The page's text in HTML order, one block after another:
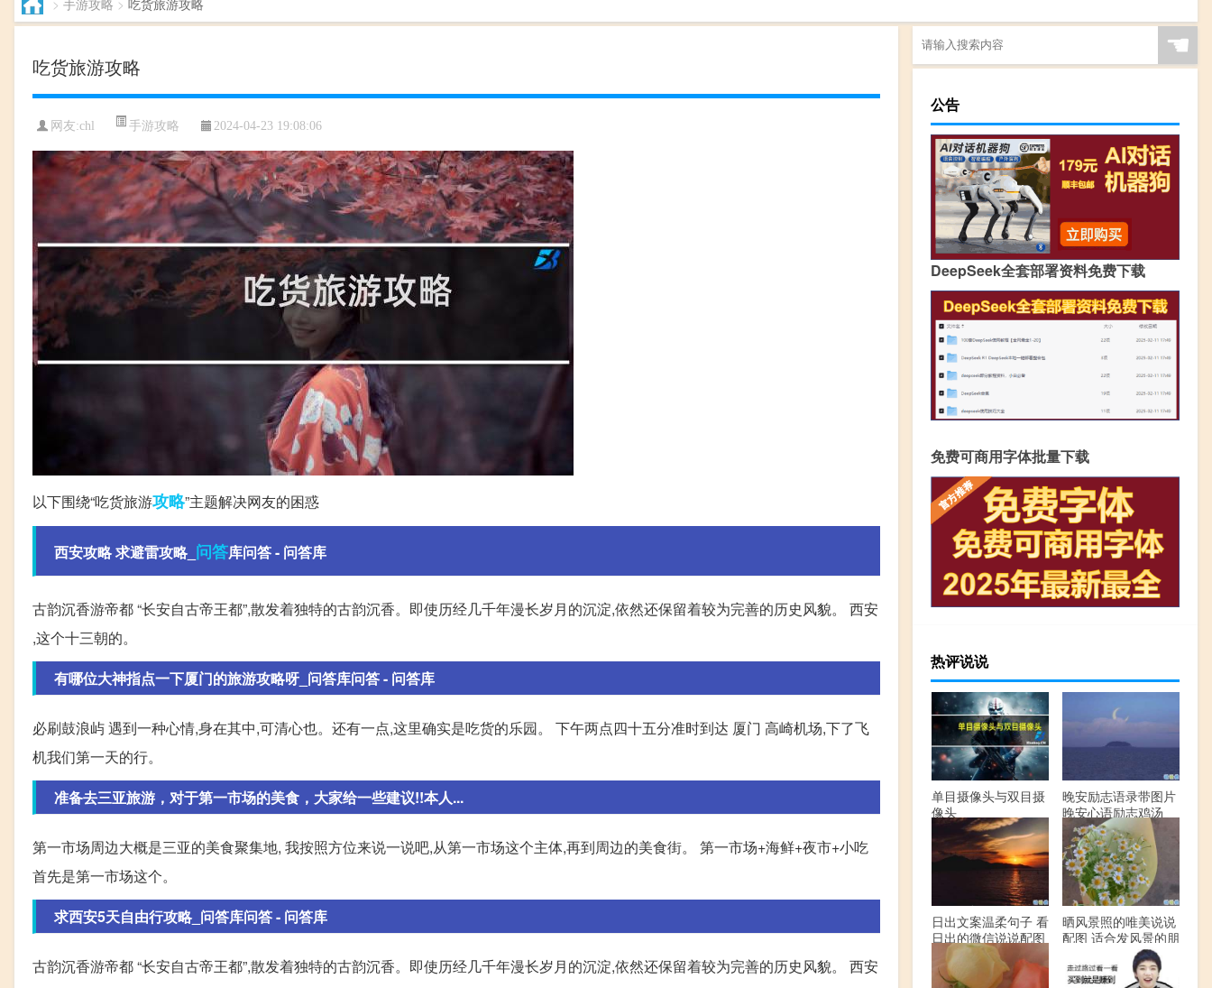
吃货旅游攻略
网友:chl 手游攻略 2024-04-23 19:08:06
以下围绕“吃货旅游攻略”主题解决网友的困惑
西安攻略 求避雷攻略_ 问答库问答 - 问答库
古韵沉香游帝都 “长安自古帝王都”,散发着独特的古韵沉香。即使历经几千年漫长岁月的沉淀,依然还保留着较为完善的历史风貌。 西安
,这个十三朝的。
有哪位大神指点一下厦门的旅游攻略呀_问答库问答 - 问答库
必刷鼓浪屿 遇到一种心情,身在其中,可清心也。还有一点,这里确实是吃货的乐园。 下午两点四十五分准时到达 厦门 高崎机场,下了飞
机我们第一天的行。
准备去三亚旅游，对于第一市场的美食，大家给一些建议!!本人...
第一市场周边大概是三亚的美食聚集地, 我按照方位来说一说吧,从第一市场这个主体,再到周边的美食街。 第一市场+海鲜+夜市+小吃
首先是第一市场这个。
求西安5天自由行攻略_问答库问答 - 问答库
古韵沉香游帝都 “长安自古帝王都”,散发着独特的古韵沉香。即使历经几千年漫长岁月的沉淀,依然还保留着较为完善的历史风貌。 西安
☚
公告
DeepSeek全套部署资料免费下载
免费可商用字体批量下载
热评说说
单目摄像头与双目摄
像头
晚安励志语录带图片
晚安心语励志鸡汤
日出文案温柔句子 看
日出的微信说说配图
晒风景照的唯美说说
配图 适合发风景的朋